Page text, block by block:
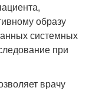
образу
системных
при
врачу